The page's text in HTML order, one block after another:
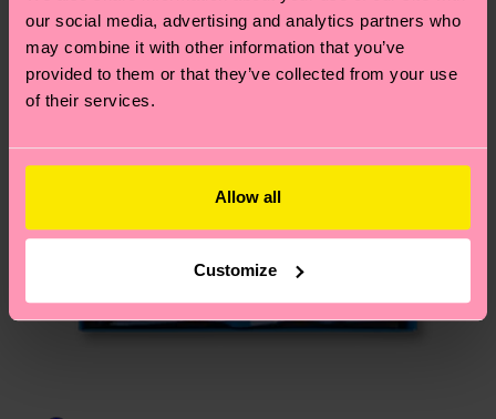
our social media, advertising and analytics partners who
may combine it with other information that you’ve
provided to them or that they’ve collected from your use
of their services.
Allow all
Customize